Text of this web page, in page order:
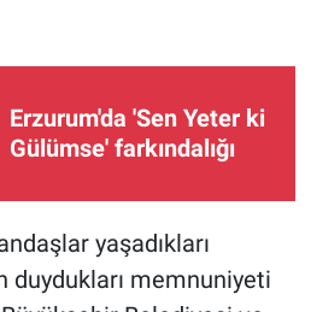
Erzurum'da 'Sen Yeter ki
Gülümse' farkındalığı
yaşadıkları
duydukları memnuniyeti